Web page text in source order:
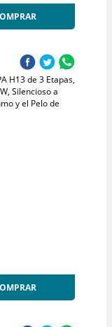
H13 de 3 Etapas,
Silencioso a
y el Pelo de